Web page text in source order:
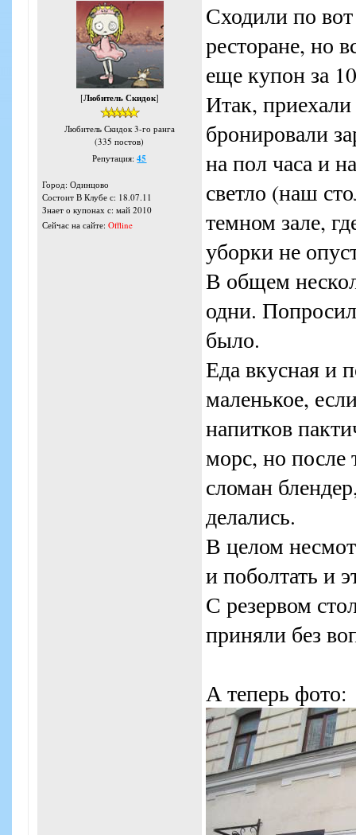
[Любитель Скидок]
Любитель Скидок 3-го ранга
(335 постов)
Репутация:45
Город: Одинцово
Состоит В Клубе с: 18.07.11
Знает о купонах с: май 2010
Сейчас на сайте: Offline
Сходили по
ресторане, но
еще купон за
Итак,
бронировали
на пол часа и
светло (наш
темном зале,
уборки не
В общем
одни.
было.
Еда вкусная и
маленькое,
напитков
морс, но после
сломан
делались.
В целом
и поболтать и
С резервом
приняли без
А теперь фото: